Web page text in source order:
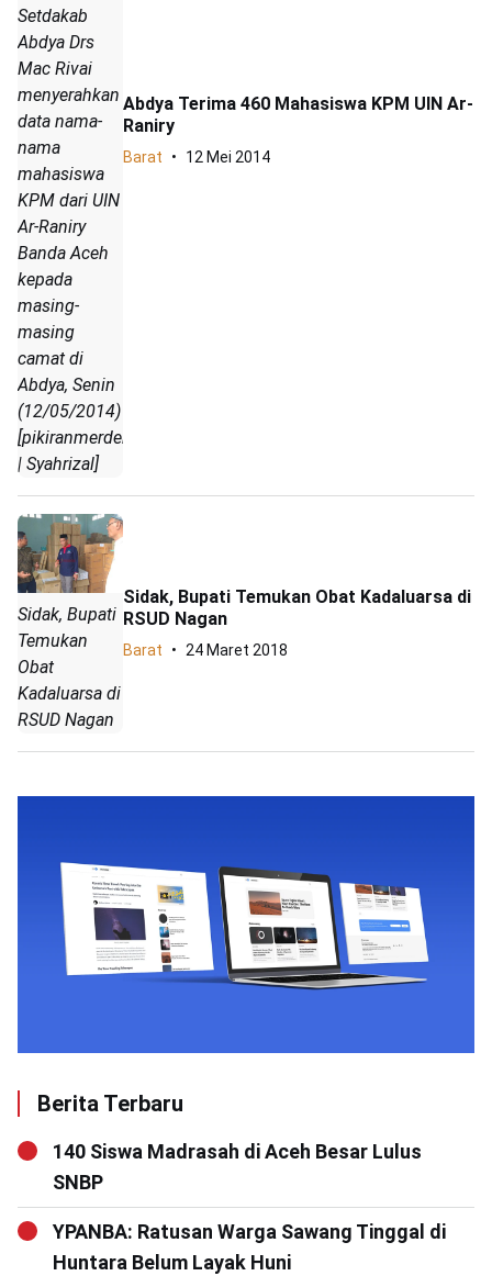
Setdakab
Abdya Drs
Mac Rivai
menyerahkan
data nama-
nama
mahasiswa
KPM dari UIN
Ar-Raniry
Banda Aceh
kepada
masing-
masing
camat di
Abdya, Senin
(12/05/2014)
[pikiranmerdeka.com
| Syahrizal]
Abdya Terima 460 Mahasiswa KPM UIN Ar-
Raniry
Barat 12 Mei 2014
Sidak, Bupati
Temukan
Obat
Kadaluarsa di
RSUD Nagan
Sidak, Bupati Temukan Obat Kadaluarsa di
RSUD Nagan
Barat 24 Maret 2018
Berita Terbaru
140 Siswa Madrasah di Aceh Besar Lulus
SNBP
YPANBA: Ratusan Warga Sawang Tinggal di
Huntara Belum Layak Huni